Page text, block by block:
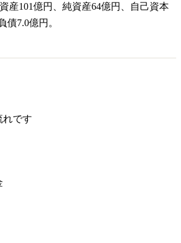
資産101億円、純資産64億円、自己資本
債7.0億円。
れです